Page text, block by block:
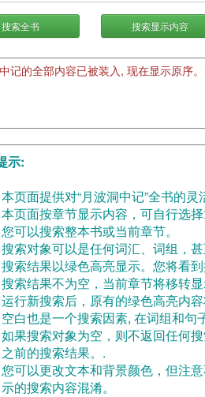
搜索全书 搜索显示内容
记的全部内容已被装入, 现在显示原序。
示:
本页面提供对“月波洞中记”全书的灵
本页面按章节显示内容，可自行选择
您可以搜索整本书或当前章节。
搜索对象可以是任何词汇、词组，甚
搜索结果以绿色高亮显示。您将看
搜索结果不为空，当前章节将移转显
运行新搜索后，原有的绿色高亮内容
空白也是一个搜索因素, 在词组和句
如果搜索对象为空，则不返回任何
之前的搜索结果。.
您可以更改文本和背景颜色，但注
示的搜索内容混淆。